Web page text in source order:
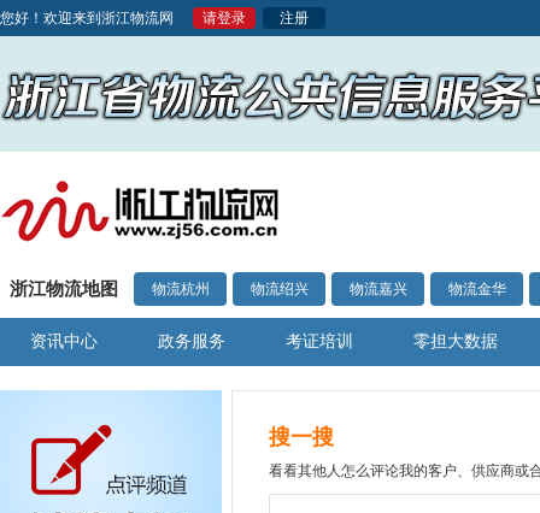
您好！欢迎来到浙江物流网 请登录 注册
浙江物流地图 物流杭州 物流绍兴 物流嘉兴 物流金华
资讯中心 政务服务 考证培训 零担大数据
搜一搜
看看其他人怎么评论我的客户、供应商或